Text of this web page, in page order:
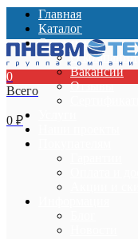
Главная
Каталог
О компании
О компании
Вакансии
Отзывы
0
Всего
0 ₽